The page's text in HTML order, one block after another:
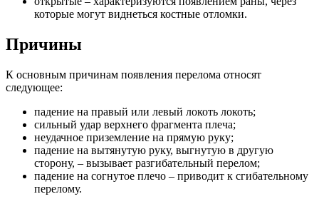
которые могут виднеться костные отломки.
Причины
К основным причинам появления перелома относят
следующее:
падение на правый или левый локоть локоть;
сильный удар верхнего фрагмента плеча;
неудачное приземление на прямую руку;
падение на вытянутую руку, выгнутую в другую
сторону, – вызывает разгибательный перелом;
падение на согнутое плечо – приводит к сгибательному
перелому.